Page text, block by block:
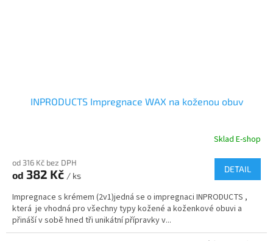
INPRODUCTS Impregnace WAX na koženou obuv
Sklad E-shop
od 316 Kč bez DPH
od 382 Kč / ks
DETAIL
Impregnace s krémem (2v1)jedná se o impregnaci INPRODUCTS ,
která je vhodná pro všechny typy kožené a koženkové obuvi a
přináší v sobě hned tři unikátní přípravky v...